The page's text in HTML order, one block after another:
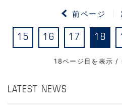
18ページ目を表示 /
前ページ
15 16 17 18
LATEST NEWS